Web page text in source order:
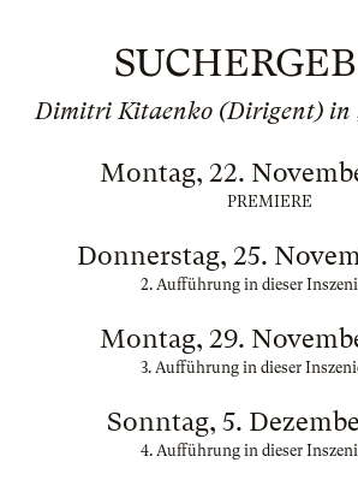
Dimitri Kitaenko (Dirigent) in
Montag, 22.
PREMIERE
Donnerstag, 25.
2. Aufführung in dieser
Montag, 29.
3. Aufführung in dieser
Sonntag, 5.
4. Aufführung in dieser